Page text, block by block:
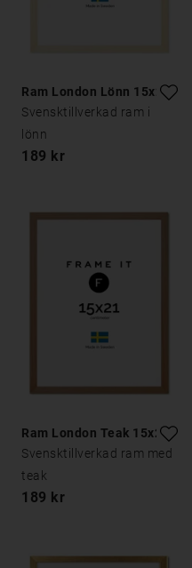
Ram London Lönn 15x21
Svensktillverkad ram i
lönn
189 kr
Ram London Teak 15x21
Svensktillverkad ram med
teak
189 kr